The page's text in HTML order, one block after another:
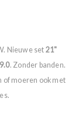
Nieuwe set21"
. Zonder banden.
of moeren ook met